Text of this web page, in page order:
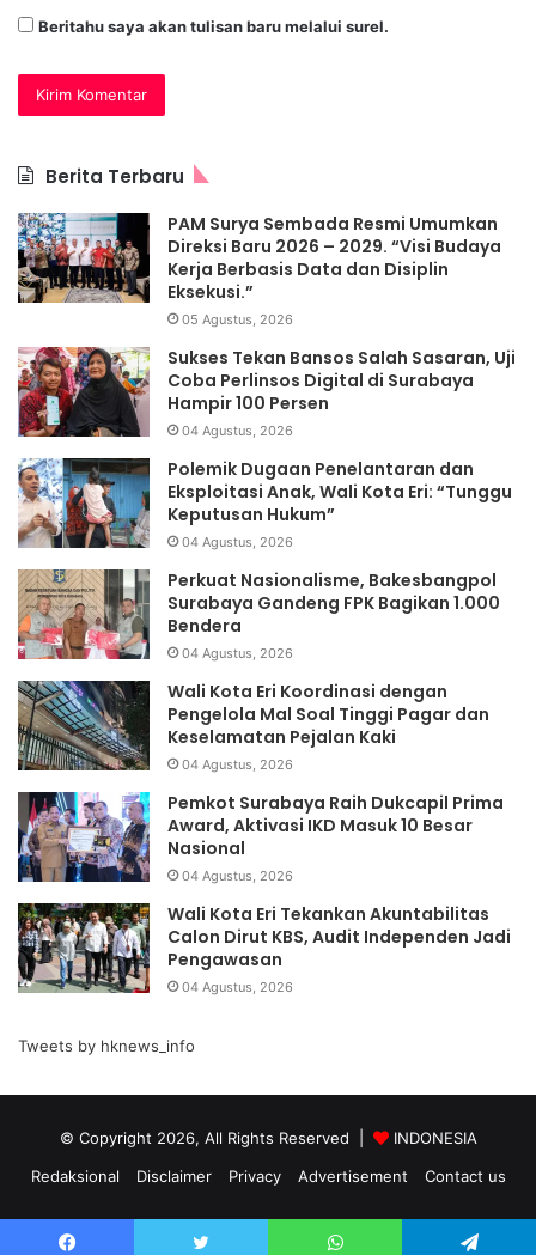
Beritahu saya akan tulisan baru melalui surel.
Berita Terbaru
PAM Surya Sembada Resmi Umumkan
Direksi Baru 2026 – 2029. “Visi Budaya
Kerja Berbasis Data dan Disiplin
Eksekusi.”
05 Agustus, 2026
Sukses Tekan Bansos Salah Sasaran, Uji
Coba Perlinsos Digital di Surabaya
Hampir 100 Persen
04 Agustus, 2026
Polemik Dugaan Penelantaran dan
Eksploitasi Anak, Wali Kota Eri: “Tunggu
Keputusan Hukum”
04 Agustus, 2026
Perkuat Nasionalisme, Bakesbangpol
Surabaya Gandeng FPK Bagikan 1.000
Bendera
04 Agustus, 2026
Wali Kota Eri Koordinasi dengan
Pengelola Mal Soal Tinggi Pagar dan
Keselamatan Pejalan Kaki
04 Agustus, 2026
Pemkot Surabaya Raih Dukcapil Prima
Award, Aktivasi IKD Masuk 10 Besar
Nasional
04 Agustus, 2026
Wali Kota Eri Tekankan Akuntabilitas
Calon Dirut KBS, Audit Independen Jadi
Pengawasan
04 Agustus, 2026
Tweets by hknews_info
© Copyright 2026, All Rights Reserved |
INDONESIA
Redaksional
Disclaimer Privacy Advertisement Contact us